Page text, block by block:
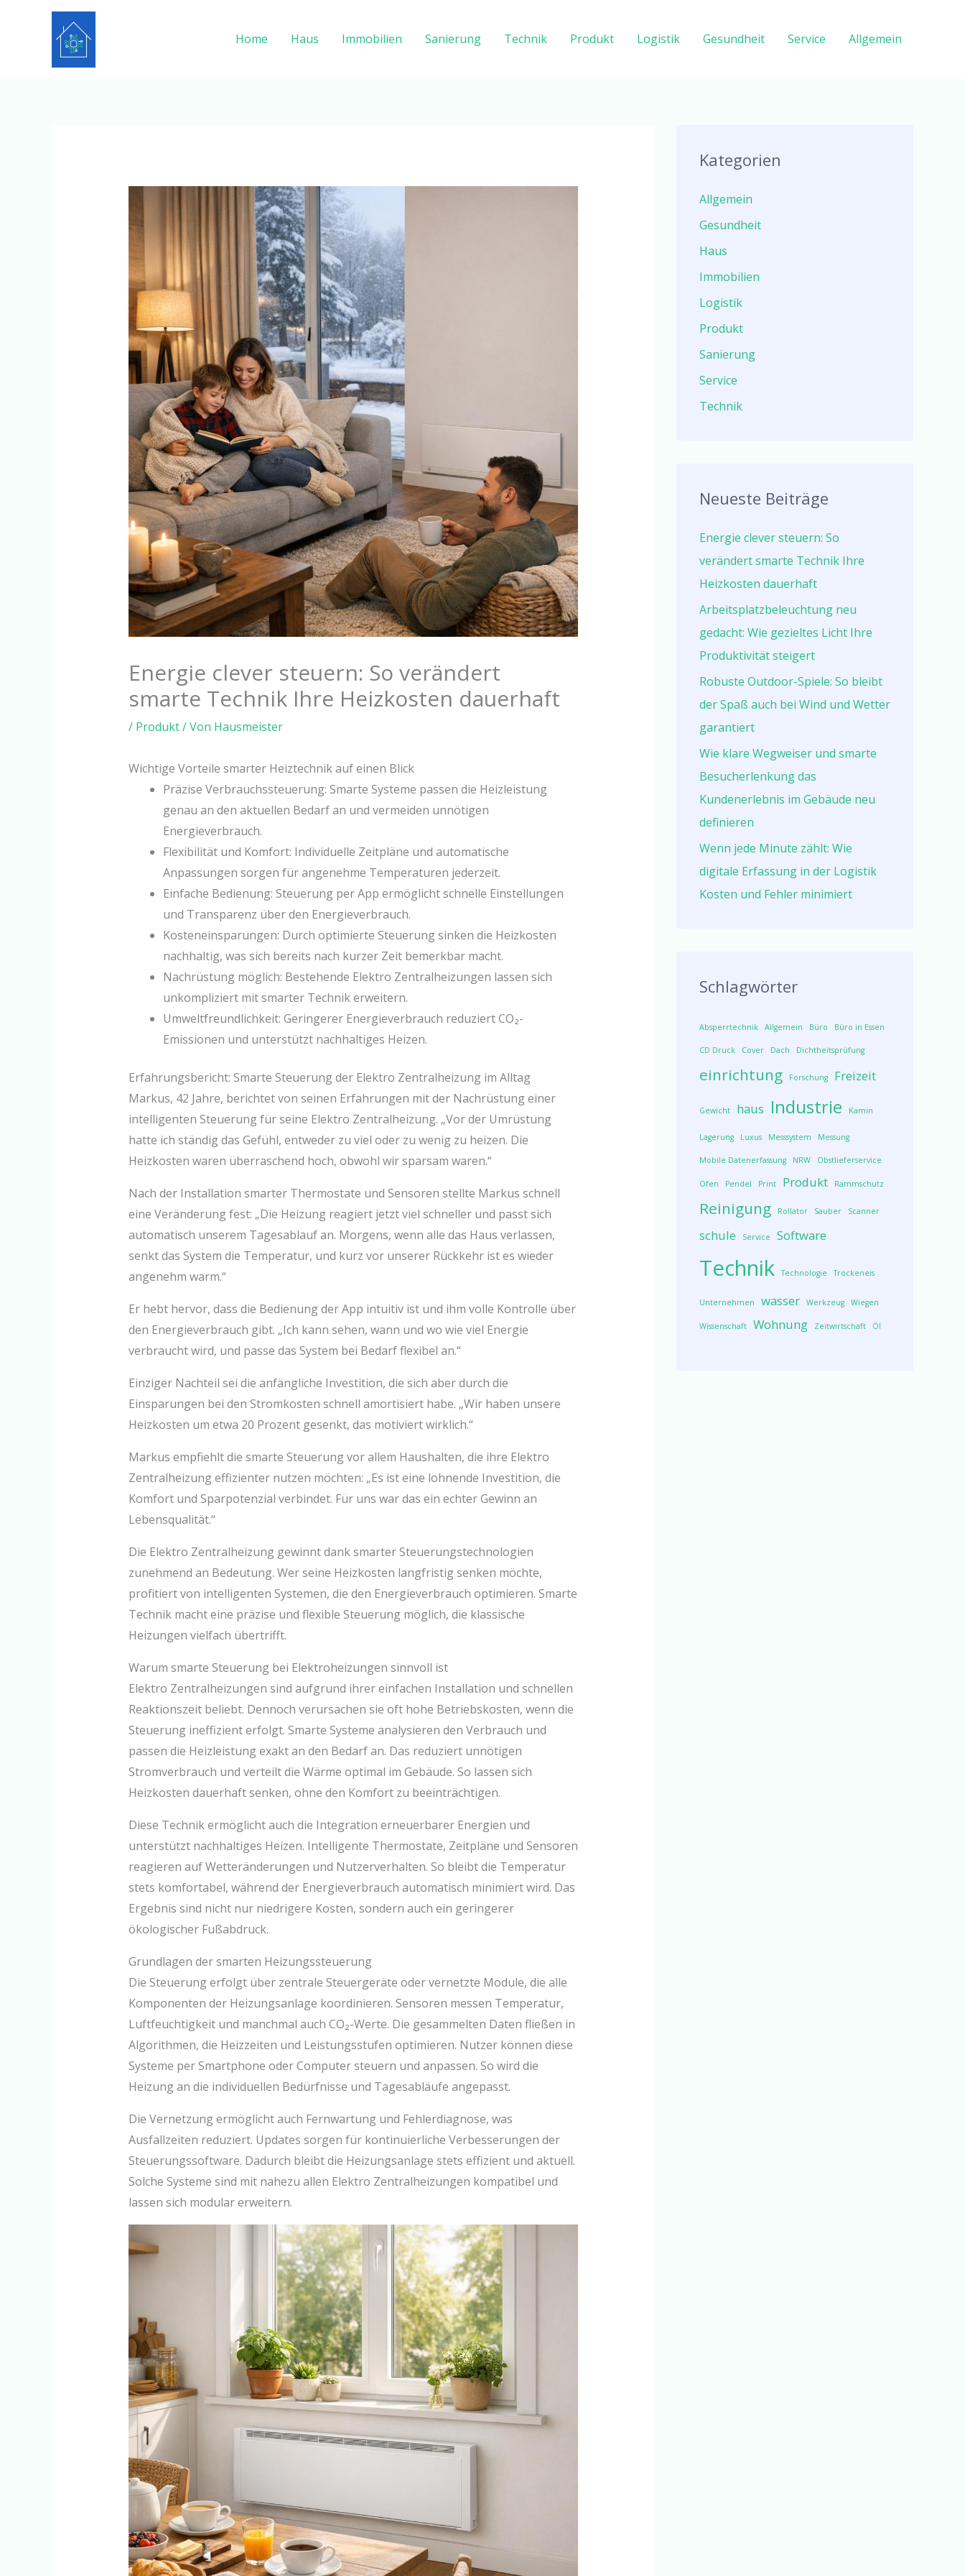
Home Haus Immobilien Sanierung Technik Produkt Logistik Gesundheit Service Allgemein
Energie clever steuern: So verändert
smarte Technik Ihre Heizkosten dauerhaft
/ Produkt/ Von Hausmeister
Wichtige Vorteile smarter Heiztechnik auf einen Blick
Präzise Verbrauchssteuerung: Smarte Systeme passen die Heizleistung
genau an den aktuellen Bedarf an und vermeiden unnötigen
Energieverbrauch.
Flexibilität und Komfort: Individuelle Zeitpläne und automatische
Anpassungen sorgen für angenehme Temperaturen jederzeit.
Einfache Bedienung: Steuerung per App ermöglicht schnelle Einstellungen
und Transparenz über den Energieverbrauch.
Kosteneinsparungen: Durch optimierte Steuerung sinken die Heizkosten
nachhaltig, was sich bereits nach kurzer Zeit bemerkbar macht.
Nachrüstung möglich: Bestehende Elektro Zentralheizungen lassen sich
unkompliziert mit smarter Technik erweitern.
Umweltfreundlichkeit: Geringerer Energieverbrauch reduziert CO₂-
Emissionen und unterstützt nachhaltiges Heizen.
Erfahrungsbericht: Smarte Steuerung der Elektro Zentralheizung im Alltag
Markus, 42 Jahre, berichtet von seinen Erfahrungen mit der Nachrüstung einer
intelligenten Steuerung für seine Elektro Zentralheizung. „Vor der Umrüstung
hatte ich ständig das Gefühl, entweder zu viel oder zu wenig zu heizen. Die
Heizkosten waren überraschend hoch, obwohl wir sparsam waren.“
Nach der Installation smarter Thermostate und Sensoren stellte Markus schnell
eine Veränderung fest: „Die Heizung reagiert jetzt viel schneller und passt sich
automatisch unserem Tagesablauf an. Morgens, wenn alle das Haus verlassen,
senkt das System die Temperatur, und kurz vor unserer Rückkehr ist es wieder
angenehm warm.“
Er hebt hervor, dass die Bedienung der App intuitiv ist und ihm volle Kontrolle über
den Energieverbrauch gibt. „Ich kann sehen, wann und wo wie viel Energie
verbraucht wird, und passe das System bei Bedarf flexibel an.“
Einziger Nachteil sei die anfängliche Investition, die sich aber durch die
Einsparungen bei den Stromkosten schnell amortisiert habe. „Wir haben unsere
Heizkosten um etwa 20 Prozent gesenkt, das motiviert wirklich.“
Markus empfiehlt die smarte Steuerung vor allem Haushalten, die ihre Elektro
Zentralheizung effizienter nutzen möchten: „Es ist eine lohnende Investition, die
Komfort und Sparpotenzial verbindet. Für uns war das ein echter Gewinn an
Lebensqualität.“
Die Elektro Zentralheizung gewinnt dank smarter Steuerungstechnologien
zunehmend an Bedeutung. Wer seine Heizkosten langfristig senken möchte,
profitiert von intelligenten Systemen, die den Energieverbrauch optimieren. Smarte
Technik macht eine präzise und flexible Steuerung möglich, die klassische
Heizungen vielfach übertrifft.
Warum smarte Steuerung bei Elektroheizungen sinnvoll ist
Elektro Zentralheizungen sind aufgrund ihrer einfachen Installation und schnellen
Reaktionszeit beliebt. Dennoch verursachen sie oft hohe Betriebskosten, wenn die
Steuerung ineffizient erfolgt. Smarte Systeme analysieren den Verbrauch und
passen die Heizleistung exakt an den Bedarf an. Das reduziert unnötigen
Stromverbrauch und verteilt die Wärme optimal im Gebäude. So lassen sich
Heizkosten dauerhaft senken, ohne den Komfort zu beeinträchtigen.
Diese Technik ermöglicht auch die Integration erneuerbarer Energien und
unterstützt nachhaltiges Heizen. Intelligente Thermostate, Zeitpläne und Sensoren
reagieren auf Wetteränderungen und Nutzerverhalten. So bleibt die Temperatur
stets komfortabel, während der Energieverbrauch automatisch minimiert wird. Das
Ergebnis sind nicht nur niedrigere Kosten, sondern auch ein geringerer
ökologischer Fußabdruck.
Grundlagen der smarten Heizungssteuerung
Die Steuerung erfolgt über zentrale Steuergeräte oder vernetzte Module, die alle
Komponenten der Heizungsanlage koordinieren. Sensoren messen Temperatur,
Luftfeuchtigkeit und manchmal auch CO₂-Werte. Die gesammelten Daten fließen in
Algorithmen, die Heizzeiten und Leistungsstufen optimieren. Nutzer können diese
Systeme per Smartphone oder Computer steuern und anpassen. So wird die
Heizung an die individuellen Bedürfnisse und Tagesabläufe angepasst.
Die Vernetzung ermöglicht auch Fernwartung und Fehlerdiagnose, was
Ausfallzeiten reduziert. Updates sorgen für kontinuierliche Verbesserungen der
Steuerungssoftware. Dadurch bleibt die Heizungsanlage stets effizient und aktuell.
Solche Systeme sind mit nahezu allen Elektro Zentralheizungen kompatibel und
lassen sich modular erweitern.
Kategorien
Allgemein
Gesundheit
Haus
Immobilien
Logistik
Produkt
Sanierung
Service
Technik
Neueste Beiträge
Energie clever steuern: So
verändert smarte Technik Ihre
Heizkosten dauerhaft
Arbeitsplatzbeleuchtung neu
gedacht: Wie gezieltes Licht Ihre
Produktivität steigert
Robuste Outdoor-Spiele: So bleibt
der Spaß auch bei Wind und Wetter
garantiert
Wie klare Wegweiser und smarte
Besucherlenkung das
Kundenerlebnis im Gebäude neu
definieren
Wenn jede Minute zählt: Wie
digitale Erfassung in der Logistik
Kosten und Fehler minimiert
Schlagwörter
Absperrtechnik Allgemein Büro Büro in Essen
CD Druck Cover Dach Dichtheitsprüfung
einrichtung Forschung Freizeit
Gewicht haus Industrie Kamin
Lagerung Luxus Messsystem Messung
Mobile Datenerfassung NRW Obstlieferservice
Ofen Pendel Print Produkt Rammschutz
Reinigung Rollator Sauber Scanner
schule Service Software
Technik Technologie Trockeneis
Unternehmen wasser Werkzeug Wiegen
Wissenschaft Wohnung Zeitwirtschaft Öl